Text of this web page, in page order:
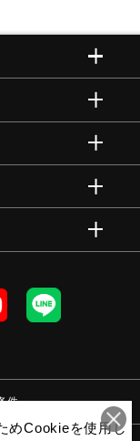
件
めCookieを使用し